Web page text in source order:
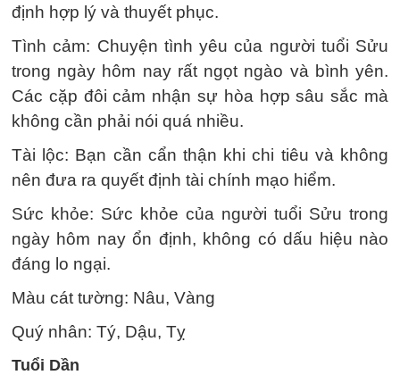
định hợp lý và thuyết phục.
Tình cảm: Chuyện tình yêu của người tuổi Sửu
trong ngày hôm nay rất ngọt ngào và bình yên.
Các cặp đôi cảm nhận sự hòa hợp sâu sắc mà
không cần phải nói quá nhiều.
Tài lộc: Bạn cần cẩn thận khi chi tiêu và không
nên đưa ra quyết định tài chính mạo hiểm.
Sức khỏe: Sức khỏe của người tuổi Sửu trong
ngày hôm nay ổn định, không có dấu hiệu nào
đáng lo ngại.
Màu cát tường: Nâu, Vàng
Quý nhân: Tý, Dậu, Tỵ
Tuổi Dần